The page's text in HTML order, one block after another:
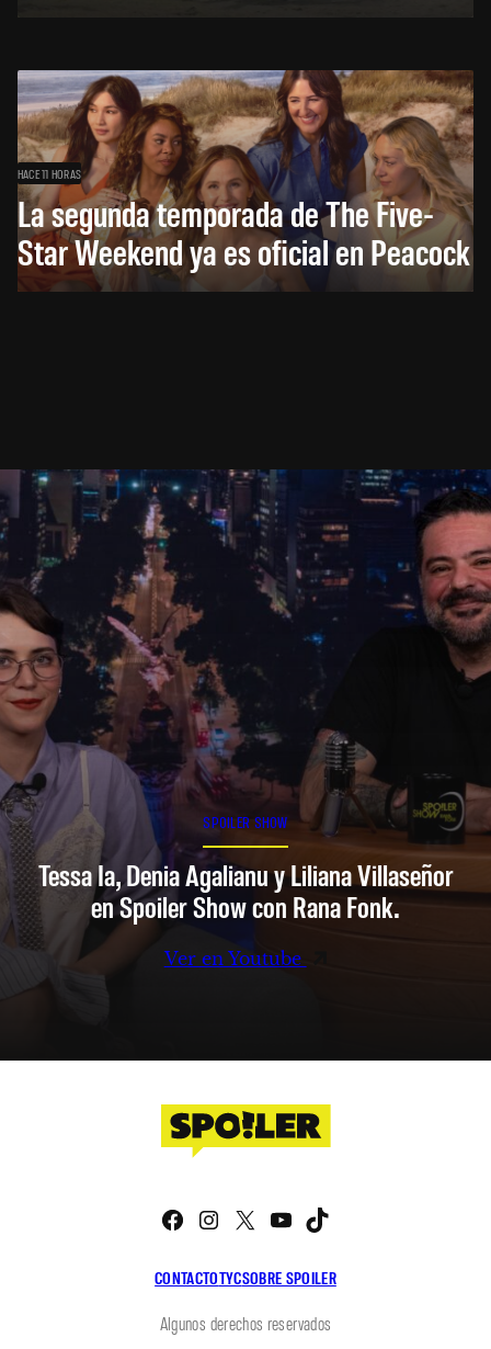
HACE 11 HORAS
La segunda temporada de The Five-
Star Weekend ya es oficial en Peacock
SPOILER SHOW
Tessa Ia, Denia Agalianu y Liliana Villaseñor
en Spoiler Show con Rana Fonk.
Ver en Youtube
CONTACTOTYCSOBRE SPOILER
Facebook
Instagram
X YouTube
Algunos derechos reservados